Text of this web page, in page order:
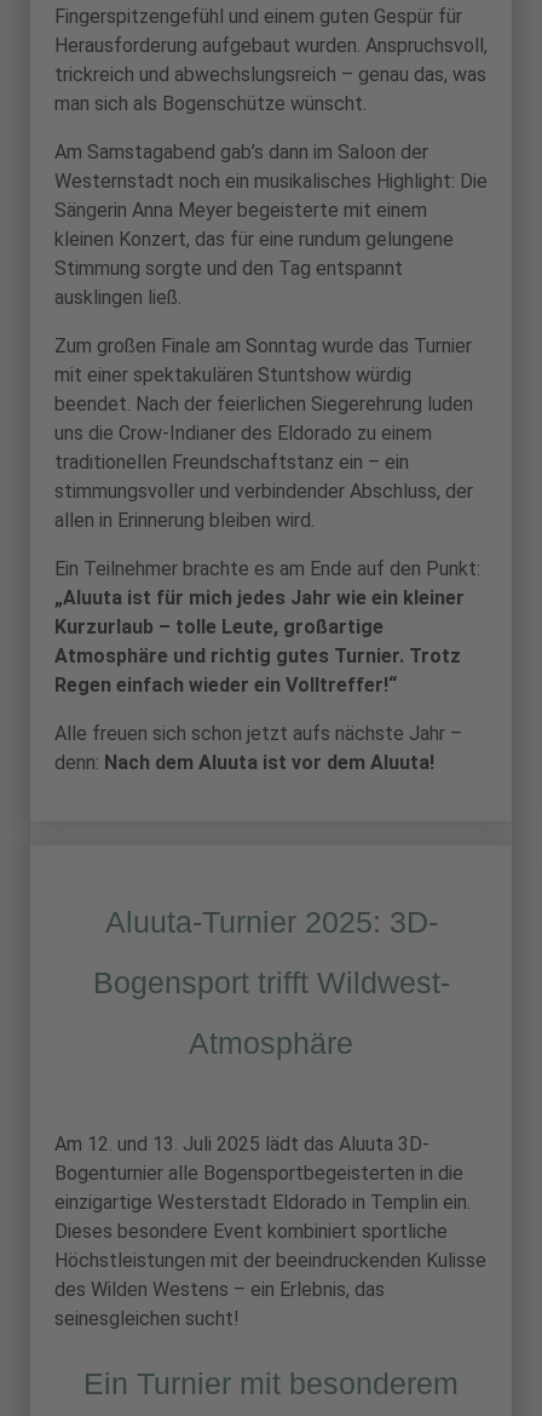
Fingerspitzengefühl und einem guten Gespür für
Herausforderung aufgebaut wurden. Anspruchsvoll,
trickreich und abwechslungsreich – genau das, was
man sich als Bogenschütze wünscht.
Am Samstagabend gab’s dann im Saloon der
Westernstadt noch ein musikalisches Highlight: Die
Sängerin Anna Meyer begeisterte mit einem
kleinen Konzert, das für eine rundum gelungene
Stimmung sorgte und den Tag entspannt
ausklingen ließ.
Zum großen Finale am Sonntag wurde das Turnier
mit einer spektakulären Stuntshow würdig
beendet. Nach der feierlichen Siegerehrung luden
uns die Crow-Indianer des Eldorado zu einem
traditionellen Freundschaftstanz ein – ein
stimmungsvoller und verbindender Abschluss, der
allen in Erinnerung bleiben wird.
Ein Teilnehmer brachte es am Ende auf den Punkt:
„Aluuta ist für mich jedes Jahr wie ein kleiner
Kurzurlaub – tolle Leute, großartige
Atmosphäre und richtig gutes Turnier. Trotz
Regen einfach wieder ein Volltreffer!“
Alle freuen sich schon jetzt aufs nächste Jahr –
denn: Nach dem Aluuta ist vor dem Aluuta!
Aluuta-Turnier 2025: 3D-
Bogensport trifft Wildwest-
Atmosphäre
Am 12. und 13. Juli 2025 lädt das Aluuta 3D-
Bogenturnier alle Bogensportbegeisterten in die
einzigartige Westerstadt Eldorado in Templin ein.
Dieses besondere Event kombiniert sportliche
Höchstleistungen mit der beeindruckenden Kulisse
des Wilden Westens – ein Erlebnis, das
seinesgleichen sucht!
Ein Turnier mit besonderem